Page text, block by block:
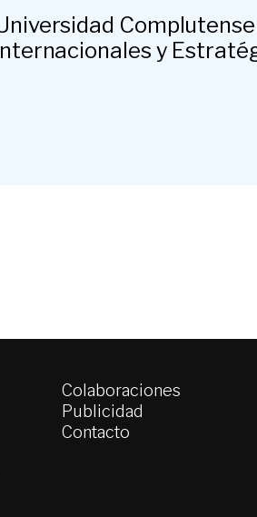
y
Colaboraciones
Publicidad
Contacto